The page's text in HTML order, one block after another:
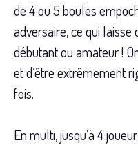
de 4 ou 5 boules
adversaire, ce qui
débutant ou amateur !
et d’être extrêmement
fois.
En multi, jusqu’à 4